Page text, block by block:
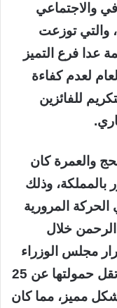
والاجتماعي
والتي توزعت
عدا فرع التميز
لعدم كفاءة
للفائزين
والعمرة كان
بالمملكة، وذلك
الحركة المرورية
خلال
مجلس الوزراء
القاضي بمنع دخول المركبات التي تقل حمولتها عن 25
مميز، مما كان